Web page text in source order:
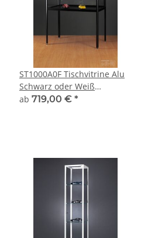
ST1000A0F Tischvitrine Alu
Schwarz oder Weiß
abschließbar
ab 719,00 € *